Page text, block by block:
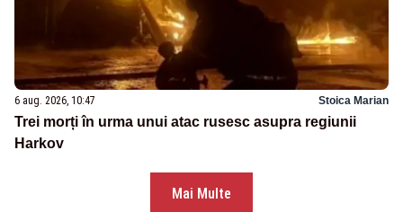
6 aug. 2026, 10:47 Stoica Marian
Trei morți în urma unui atac rusesc asupra regiunii
Harkov
Mai Multe